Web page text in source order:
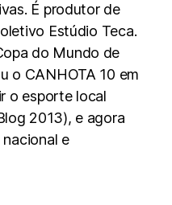
É produtor de
Estúdio Teca.
do Mundo de
o CANHOTA 10 em
o esporte local
2013), e agora
e